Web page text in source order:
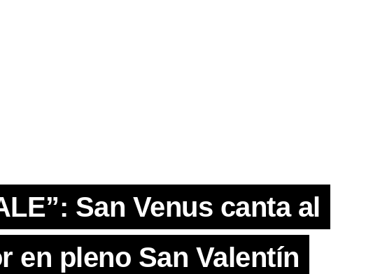
San Venus canta al
en pleno San Valentín